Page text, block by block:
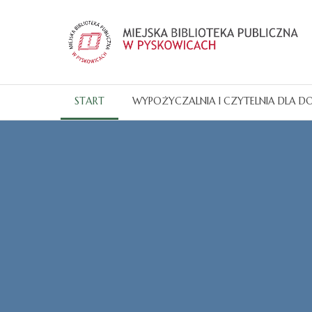
START WYPOŻYCZALNIA I CZYTELNIA DLA